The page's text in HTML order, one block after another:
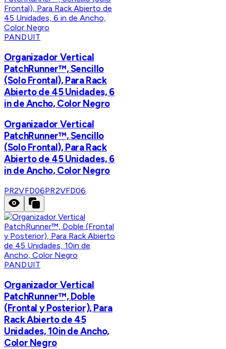
PANDUIT
Organizador Vertical
PatchRunner™, Sencillo
(Solo Frontal), Para Rack
Abierto de 45 Unidades, 6
in de Ancho, Color Negro
Organizador Vertical
PatchRunner™, Sencillo
(Solo Frontal), Para Rack
Abierto de 45 Unidades, 6
in de Ancho, Color Negro
PR2VFD06PR2VFD06
PANDUIT
Organizador Vertical
PatchRunner™, Doble
(Frontal y Posterior), Para
Rack Abierto de 45
Unidades, 10in de Ancho,
Color Negro